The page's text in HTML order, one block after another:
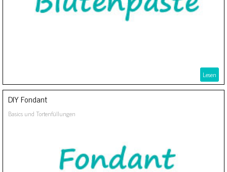
Lesen
DIY Fondant
Basics und Tortenfüllungen